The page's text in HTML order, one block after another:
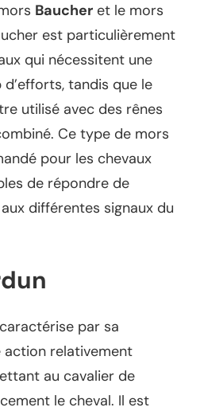
Baucher et le mors
est particulièrement
qui nécessitent une
tandis que le
utilisé avec des rênes
Ce type de mors
pour les chevaux
de répondre de
différentes signaux du
par sa
relativement
au cavalier de
le cheval. Il est